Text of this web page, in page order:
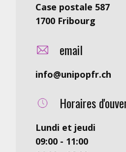
Case postale 587
1700 Fribourg
email
info@unipopfr.ch
Horaires
Lundi et jeudi
09:00 - 11:00